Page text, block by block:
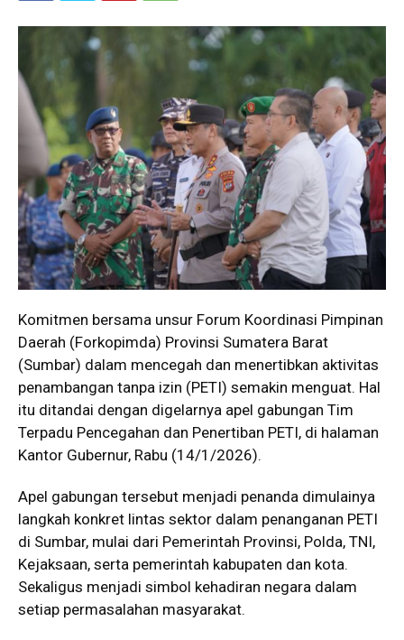
Komitmen bersama unsur Forum Koordinasi Pimpinan
Daerah (Forkopimda) Provinsi Sumatera Barat
(Sumbar) dalam mencegah dan menertibkan aktivitas
penambangan tanpa izin (PETI) semakin menguat. Hal
itu ditandai dengan digelarnya apel gabungan Tim
Terpadu Pencegahan dan Penertiban PETI, di halaman
Kantor Gubernur, Rabu (14/1/2026).
Apel gabungan tersebut menjadi penanda dimulainya
langkah konkret lintas sektor dalam penanganan PETI
di Sumbar, mulai dari Pemerintah Provinsi, Polda, TNI,
Kejaksaan, serta pemerintah kabupaten dan kota.
Sekaligus menjadi simbol kehadiran negara dalam
setiap permasalahan masyarakat.